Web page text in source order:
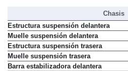
Chasis
Estructura suspensión delantera
Muelle suspensión delantera
Estructura suspensión trasera
Muelle suspensión trasera
Barra estabilizadora delantera